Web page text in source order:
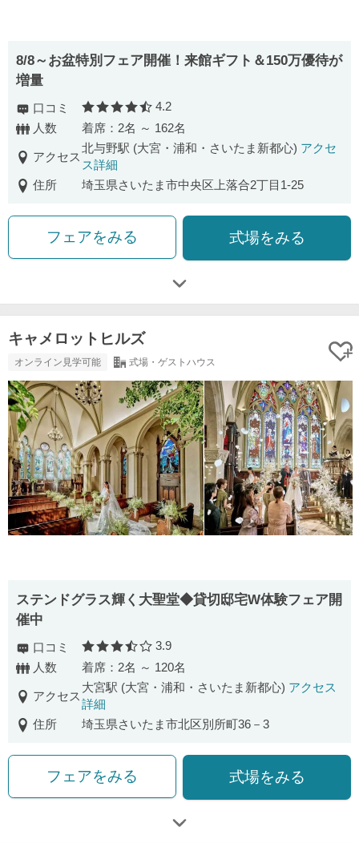
8/8～お盆特別フェア開催！来館ギフト＆150万優待が
増量
口コミ 口コミ評価
4.2
人数
着席：2名 ～ 162名
アクセス
北与野駅 (大宮・浦和・さいたま新都心) アクセ
ス詳細
住所
埼玉県さいたま市中央区上落合2丁目1-25
フェアをみる 式場をみる
キャメロットヒルズ
オンライン見学可能 式場・ゲストハウス
ステンドグラス輝く大聖堂◆貸切邸宅W体験フェア開
催中
口コミ 口コミ評価
3.9
人数
着席：2名 ～ 120名
アクセス
大宮駅 (大宮・浦和・さいたま新都心) アクセス
詳細
住所
埼玉県さいたま市北区別所町36－3
フェアをみる 式場をみる